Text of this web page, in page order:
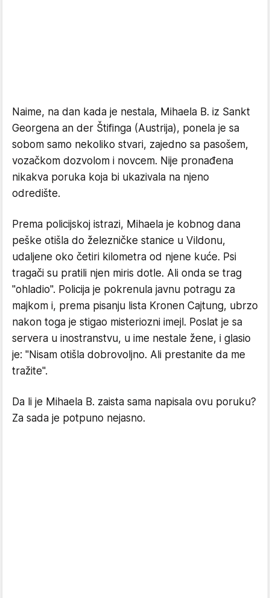
Naime, na dan kada je nestala, Mihaela B. iz Sankt
Georgena an der Štifinga (Austrija), ponela je sa
sobom samo nekoliko stvari, zajedno sa pasošem,
vozačkom dozvolom i novcem. Nije pronađena
nikakva poruka koja bi ukazivala na njeno
odredište.
Prema policijskoj istrazi, Mihaela je kobnog dana
peške otišla do železničke stanice u Vildonu,
udaljene oko četiri kilometra od njene kuće. Psi
tragači su pratili njen miris dotle. Ali onda se trag
"ohladio". Policija je pokrenula javnu potragu za
majkom i, prema pisanju lista Kronen Cajtung, ubrzo
nakon toga je stigao misteriozni imejl. Poslat je sa
servera u inostranstvu, u ime nestale žene, i glasio
je: "Nisam otišla dobrovoljno. Ali prestanite da me
tražite".
Da li je Mihaela B. zaista sama napisala ovu poruku?
Za sada je potpuno nejasno.